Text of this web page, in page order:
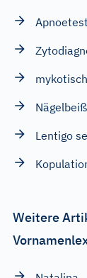
Apnoetest
mykotisch
Lentigo
Weitere